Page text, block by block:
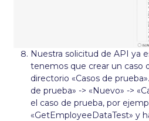
Nuestra solicitud de API ya
tenemos que crear un caso
directorio «Casos de
de prueba» -> «Nuevo» ->
el caso de prueba, por
«GetEmployeeDataTest» y